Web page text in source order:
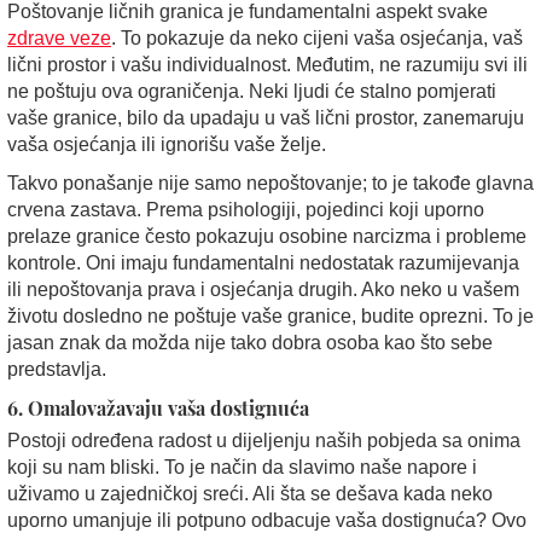
Poštovanje ličnih granica je fundamentalni aspekt svake
zdrave veze. To pokazuje da neko cijeni vaša osjećanja, vaš
lični prostor i vašu individualnost. Međutim, ne razumiju svi ili
ne poštuju ova ograničenja. Neki ljudi će stalno pomjerati
vaše granice, bilo da upadaju u vaš lični prostor, zanemaruju
vaša osjećanja ili ignorišu vaše želje.
Takvo ponašanje nije samo nepoštovanje; to je takođe glavna
crvena zastava. Prema psihologiji, pojedinci koji uporno
prelaze granice često pokazuju osobine narcizma i probleme
kontrole. Oni imaju fundamentalni nedostatak razumijevanja
ili nepoštovanja prava i osjećanja drugih. Ako neko u vašem
životu dosledno ne poštuje vaše granice, budite oprezni. To je
jasan znak da možda nije tako dobra osoba kao što sebe
predstavlja.
6. Omalovažavaju vaša dostignuća
Postoji određena radost u dijeljenju naših pobjeda sa onima
koji su nam bliski. To je način da slavimo naše napore i
uživamo u zajedničkoj sreći. Ali šta se dešava kada neko
uporno umanjuje ili potpuno odbacuje vaša dostignuća? Ovo